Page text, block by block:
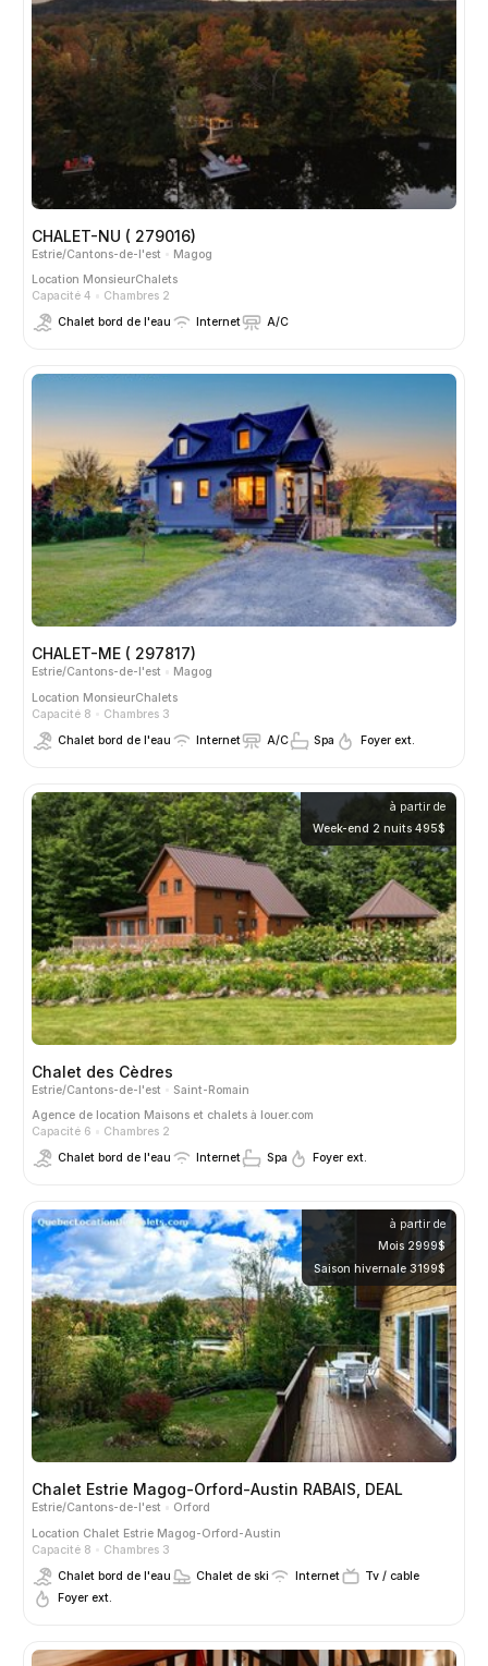
CHALET-NU ( 279016)
Estrie/Cantons-de-l'est
Magog
Location MonsieurChalets
Capacité 4
Chambres 2
Chalet bord de l'eau
Internet A/C
CHALET-ME ( 297817)
Estrie/Cantons-de-l'est
Magog
Location MonsieurChalets
Capacité 8
Chambres 3
Chalet bord de l'eau
Internet A/C Spa Foyer ext.
à partir de
Week-end 2 nuits 495$
Chalet des Cèdres
Estrie/Cantons-de-l'est
Saint-Romain
Agence de location Maisons et chalets à louer.com
Capacité 6
Chambres 2
Chalet bord de l'eau
Internet Spa Foyer ext.
à partir de
Mois 2999$
Saison hivernale 3199$
Chalet Estrie Magog-Orford-Austin RABAIS, DEAL
Estrie/Cantons-de-l'est
Orford
Location Chalet Estrie Magog-Orford-Austin
Capacité 8
Chambres 3
Chalet bord de l'eau
Chalet de ski Internet
Tv / cable
Foyer ext.